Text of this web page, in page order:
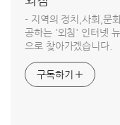
- 지역의 정치,사회,문
공하는 '외침' 인터넷
으로 찾아가겠습니다.
구독하기